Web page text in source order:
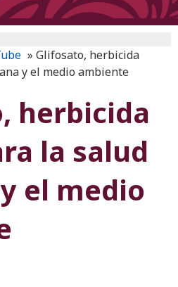
» Glifosato, herbicida
y el medio ambiente
herbicida
la salud
el medio